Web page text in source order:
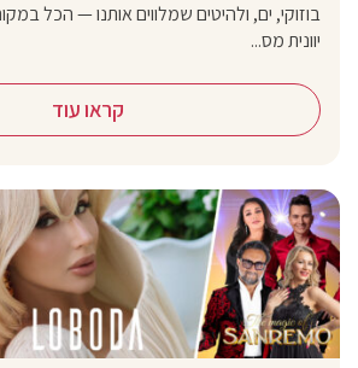
בוזוקי, ים, ולהיטים שמלווים אותנו — הכל
יוונית מס...
קראו עוד